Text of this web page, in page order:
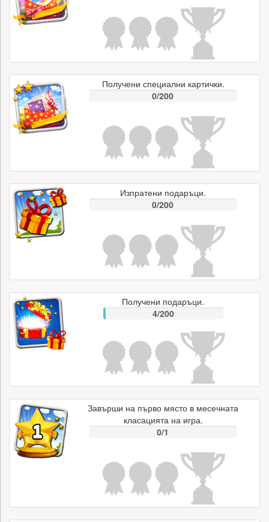
Получени специални картички.
0/200
Изпратени подаръци.
0/200
Получени подаръци.
4/200
Завърши на първо място в месечната
класацията на игра.
0/1